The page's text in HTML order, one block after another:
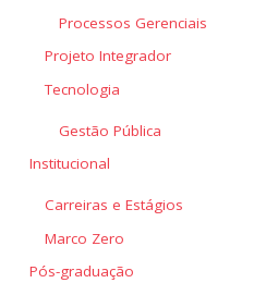
Processos Gerenciais
Projeto Integrador
Tecnologia
Gestão Pública
Institucional
Carreiras e Estágios
Marco Zero
Pós-graduação